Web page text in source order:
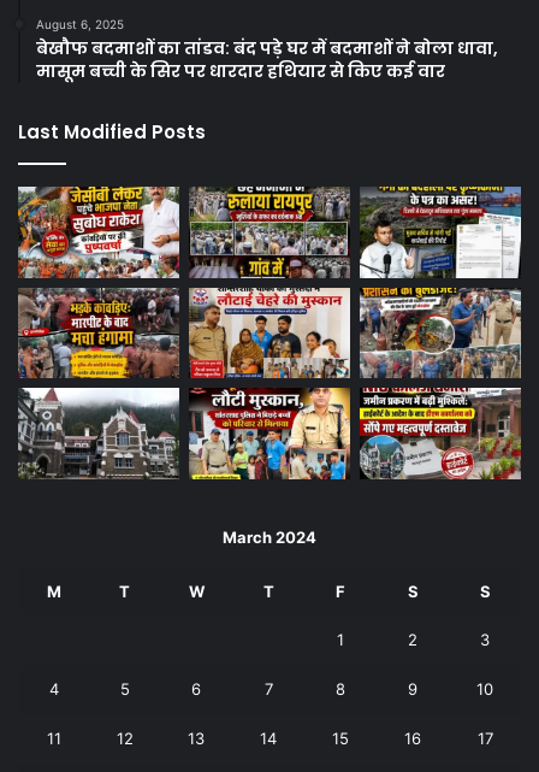
August 6, 2025
बेखौफ बदमाशों का तांडव: बंद पड़े घर में बदमाशों ने बोला धावा,
मासूम बच्ची के सिर पर धारदार हथियार से किए कई वार
Last Modified Posts
March 2024
M T W T F S S
1 2 3
4 5 6 7 8 9 10
11 12 13 14 15 16 17